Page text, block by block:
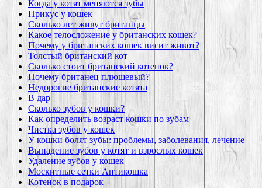
Когда у котят меняются зубы
Прикус у кошек
Сколько лет живут британцы
Какое телосложение у британских кошек?
Почему у британских кошек висит живот?
Толстый британский кот
Сколько стоит британский котенок?
Почему британец плюшевый?
Недорогие британские котята
В дар
Сколько зубов у кошки?
Как определить возраст кошки по зубам
Чистка зубов у кошек
У кошки болят зубы: проблемы, заболевания, лечение
Выпадение зубов у котят и взрослых кошек
Удаление зубов у кошек
Москитные сетки Антикошка
Котенок в подарок